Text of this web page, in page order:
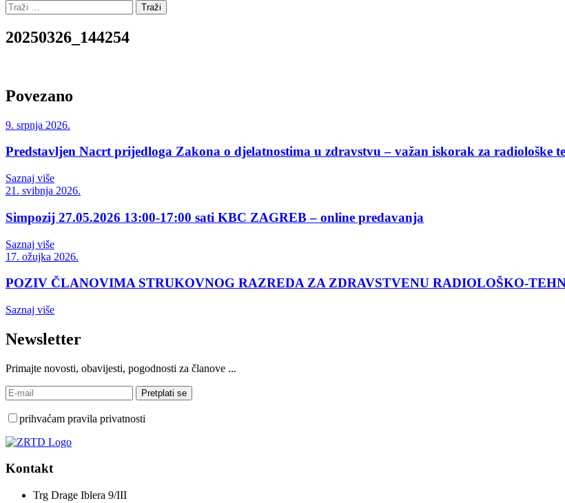
20250326_144254
Povezano
9. srpnja 2026.
Predstavljen Nacrt prijedloga Zakona o djelatnostima u zdravstvu – važan iskorak za radiološke
Saznaj više
21. svibnja 2026.
Simpozij 27.05.2026 13:00-17:00 sati KBC ZAGREB – online predavanja
Saznaj više
17. ožujka 2026.
POZIV ČLANOVIMA STRUKOVNOG RAZREDA ZA ZDRAVSTVENU RADIOLOŠKO-
Saznaj više
Newsletter
Primajte novosti, obavijesti, pogodnosti za članove ...
prihvaćam pravila privatnosti
Kontakt
Trg Drage Iblera 9/III